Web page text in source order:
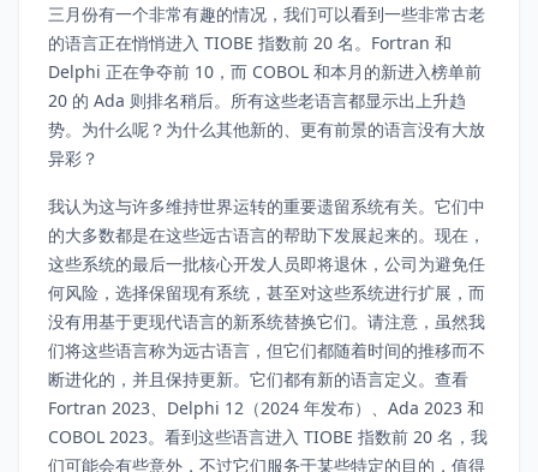
三月份有一个非常有趣的情况，我们可以看到一些非常古老
的语言正在悄悄进入 TIOBE 指数前 20 名。Fortran 和
Delphi 正在争夺前 10，而 COBOL 和本月的新进入榜单前
20 的 Ada 则排名稍后。所有这些老语言都显示出上升趋
势。为什么呢？为什么其他新的、更有前景的语言没有大放
异彩？
我认为这与许多维持世界运转的重要遗留系统有关。它们中
的大多数都是在这些远古语言的帮助下发展起来的。现在，
这些系统的最后一批核心开发人员即将退休，公司为避免任
何风险，选择保留现有系统，甚至对这些系统进行扩展，而
没有用基于更现代语言的新系统替换它们。请注意，虽然我
们将这些语言称为远古语言，但它们都随着时间的推移而不
断进化的，并且保持更新。它们都有新的语言定义。查看
Fortran 2023、Delphi 12（2024 年发布）、Ada 2023 和
COBOL 2023。看到这些语言进入 TIOBE 指数前 20 名，我
们可能会有些意外，不过它们服务于某些特定的目的，值得